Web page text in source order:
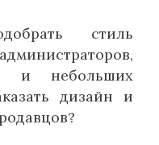
стиль
и небольших
дизайн и